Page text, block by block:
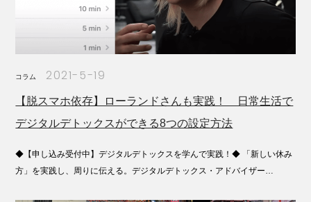
コラム 2021-5-19
【脱スマホ依存】ローランドさんも実践！ 日常生活で
デジタルデトックスができる8つの設定方法
◆【申し込み受付中】デジタルデトックスを学んで実践！◆ 「新しい休み
方」を実践し、周りに伝える。デジタルデトックス・アドバイザー…